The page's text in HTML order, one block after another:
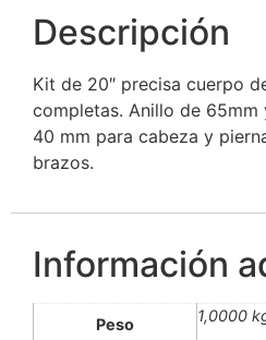
Descripción
Kit de 20″ precisa cuerpo
completas. Anillo de
40 mm para cabeza y
brazos.
Información
Peso 1,0000